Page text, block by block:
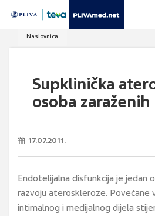
Naslovnica
Supklinička
osoba
17.07.2011.
Endotelijalna disfunkcija je jedan
razvoju ateroskleroze. Povećane
intimalnog i medijalnog dijela